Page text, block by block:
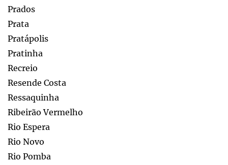
Prados
Prata
Pratápolis
Pratinha
Recreio
Resende Costa
Ressaquinha
Ribeirão Vermelho
Rio Espera
Rio Novo
Rio Pomba